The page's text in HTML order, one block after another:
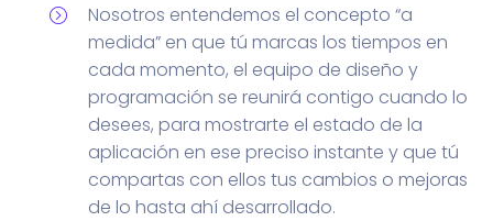
Nosotros entendemos el concepto “a
medida” en que tú marcas los tiempos en
cada momento, el equipo de diseño y
programación se reunirá contigo cuando lo
desees, para mostrarte el estado de la
aplicación en ese preciso instante y que tú
compartas con ellos tus cambios o mejoras
de lo hasta ahí desarrollado.